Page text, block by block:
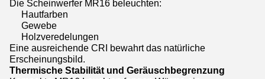
Die Scheinwerfer MR16 beleuchten:
Hautfarben
Gewebe
Holzveredelungen
Eine ausreichende CRI bewahrt das natürliche
Erscheinungsbild.
Thermische Stabilität und Geräuschbegrenzung